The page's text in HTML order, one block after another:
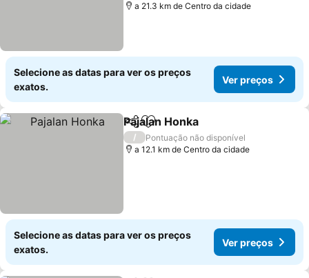
a 21.3 km de Centro da cidade
Selecione as datas para ver os preços
exatos.
Ver preços
PartilharAdicionar aos favoritos
Pajalan Honka
/
Pontuação não disponível
a 12.1 km de Centro da cidade
Selecione as datas para ver os preços
exatos.
Ver preços